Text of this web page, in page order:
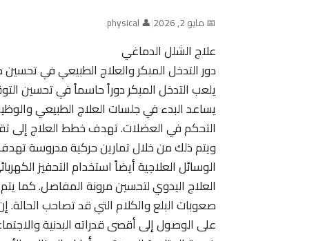
📅 مايو 2, 2026 |
👤 physical
علاج الشلل الدماغي
دور التدخل المبكر والعلاج الطبيعي في
يلعب التدخل المبكر دوراً حاسماً في تحسين
يساعد البدء في جلسات العلاج الطبيعي
التحكم في العضلات. تهدف خطط العلاج إلى
ويتم ذلك من خلال تمارين حركية مدروسة
الوسائل العلاجية أيضاً استخدام التحفيز
العلاج اليدوي لتحسين مرونة المفاصل. كما
صعوبات البلع والكلام التي قد تصاحب
على الوصول إلى أقصى قدراته البدنية